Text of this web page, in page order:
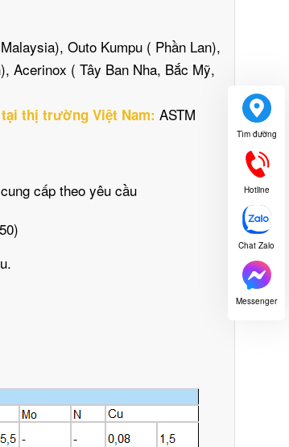
Outo Kumpu ( Phần Lan),
Acerinox ( Tây Ban Nha, Bắc Mỹ,
tại thị trường Việt Nam:ASTM
cấp theo yêu cầu
Tìm đường
Hotline
Chat Zalo
Messenger